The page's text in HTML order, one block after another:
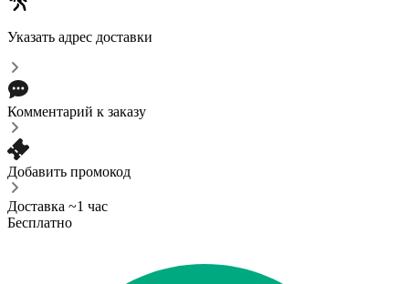
Указать адрес доставки
Комментарий к заказу
Добавить промокод
Доставка ~1 час
Бесплатно